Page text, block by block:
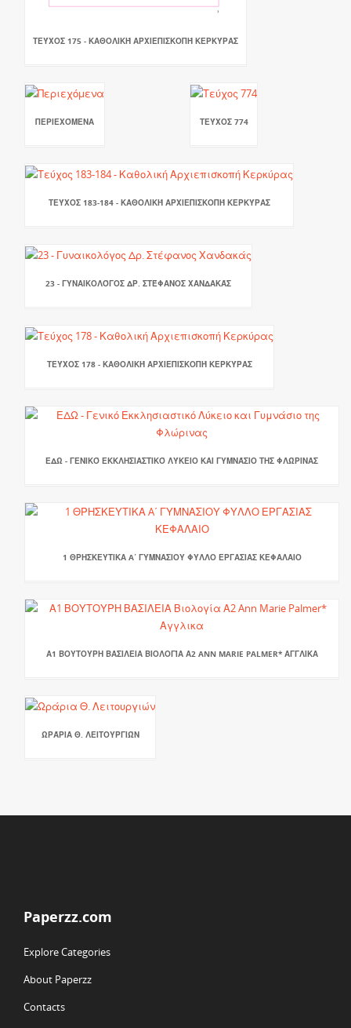
ΤΕΎΧΟΣ 175 - ΚΑΘΟΛΙΚΉ ΑΡΧΙΕΠΙΣΚΟΠΉ ΚΕΡΚΎΡΑΣ
ΠΕΡΙΕΧΌΜΕΝΑ ΤΕΎΧΟΣ 774
ΤΕΎΧΟΣ 183-184 - ΚΑΘΟΛΙΚΉ ΑΡΧΙΕΠΙΣΚΟΠΉ ΚΕΡΚΎΡΑΣ
23 - ΓΥΝΑΙΚΟΛΌΓΟΣ ΔΡ. ΣΤΈΦΑΝΟΣ ΧΑΝΔΑΚΆΣ
ΤΕΎΧΟΣ 178 - ΚΑΘΟΛΙΚΉ ΑΡΧΙΕΠΙΣΚΟΠΉ ΚΕΡΚΎΡΑΣ
ΕΔΩ - ΓΕΝΙΚΌ ΕΚΚΛΗΣΙΑΣΤΙΚΌ ΛΎΚΕΙΟ ΚΑΙ ΓΥΜΝΆΣΙΟ ΤΗΣ ΦΛΏΡΙΝΑΣ
1 ΘΡΗΣΚΕΥΤΙΚΑ A΄ ΓΥΜΝΑΣΙΟΥ ΦΥΛΛΟ ΕΡΓΑΣΙΑΣ ΚΕΦΑΛΑΙΟ
Α1 ΒΟΥΤΟΥΡΗ ΒΑΣΙΛΕΙΑ ΒΙΟΛΟΓΊΑ Α2 ANN MARIE PALMER* ΑΓΓΛΙΚΑ
ΩΡΆΡΙΑ Θ. ΛΕΙΤΟΥΡΓΙΏΝ
Paperzz.com
Explore Categories
About Paperzz
Contacts